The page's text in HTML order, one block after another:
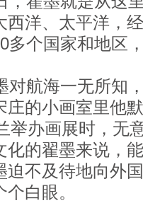
西洋、太平洋，
多个国家和地区
航海一无所知
庄的小画室里他
举办画展时，无
化的翟墨来说，
迫不及待地向外
白眼。